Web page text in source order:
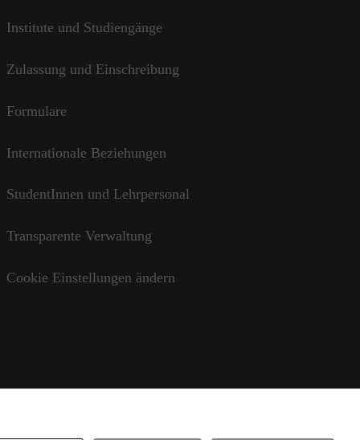
Institute und Studiengänge
Zulassung und Einschreibung
Formulare
Internationale Beziehungen
StudentInnen und Lehrpersonal
Transparente Verwaltung
Cookie Einstellungen ändern